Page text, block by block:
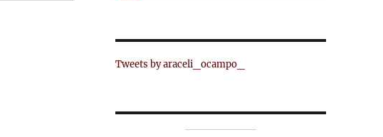
Tweets by araceli_ocampo_